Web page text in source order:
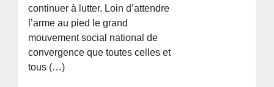
continuer à lutter. Loin d’attendre
l’arme au pied le grand
mouvement social national de
convergence que toutes celles et
tous (…)